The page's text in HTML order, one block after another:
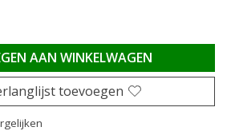
AAN WINKELWAGEN
toevoegen